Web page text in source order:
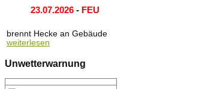
23.07.2026- FEU
brennt Hecke an Gebäude
weiterlesen
Unwetterwarnung